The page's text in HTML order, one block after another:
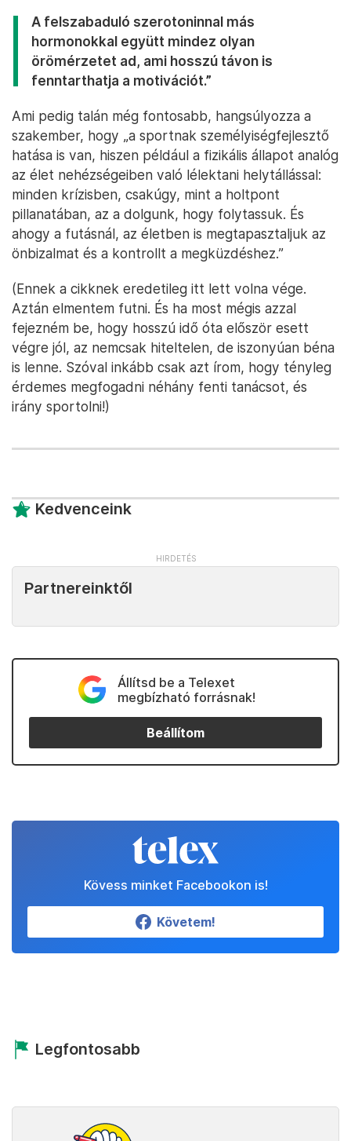
A felszabaduló szerotoninnal más
hormonokkal együtt mindez olyan
örömérzetet ad, ami hosszú távon is
fenntarthatja a motivációt.”
Ami pedig talán még fontosabb, hangsúlyozza a
szakember, hogy „a sportnak személyiségfejlesztő
hatása is van, hiszen például a fizikális állapot analóg
az élet nehézségeiben való lélektani helytállással:
minden krízisben, csakúgy, mint a holtpont
pillanatában, az a dolgunk, hogy folytassuk. És
ahogy a futásnál, az életben is megtapasztaljuk az
önbizalmat és a kontrollt a megküzdéshez.”
(Ennek a cikknek eredetileg itt lett volna vége.
Aztán elmentem futni. És ha most mégis azzal
fejezném be, hogy hosszú idő óta először esett
végre jól, az nemcsak hiteltelen, de iszonyúan béna
is lenne. Szóval inkább csak azt írom, hogy tényleg
érdemes megfogadni néhány fenti tanácsot, és
irány sportolni!)
Kedvenceink
Partnereinktől
Állítsd be a Telexet
megbízható forrásnak!
Beállítom
Kövess minket Facebookon is!
Követem!
Legfontosabb